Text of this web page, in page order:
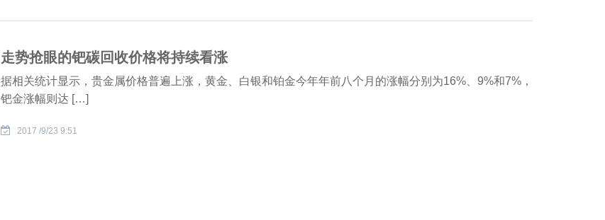
走势抢眼的钯碳回收价格将持续看涨
据相关统计显示，贵金属价格普遍上涨，黄金、白银和铂金今年年前八个月的涨幅分别为16%、9%和7%，
钯金涨幅则达 […]
2017 /9/23 9:51